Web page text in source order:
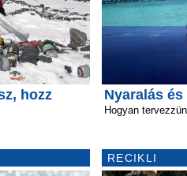
hozz
Nyaralás
Hogyan
RECIKLI